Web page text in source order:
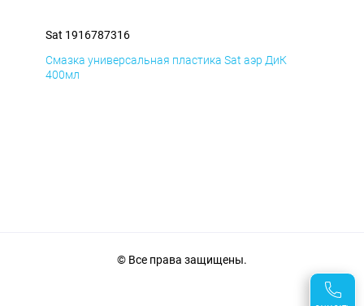
Sat 1916787316
Смазка универсальная пластика Sat аэр ДиК
400мл
© Все права защищены.